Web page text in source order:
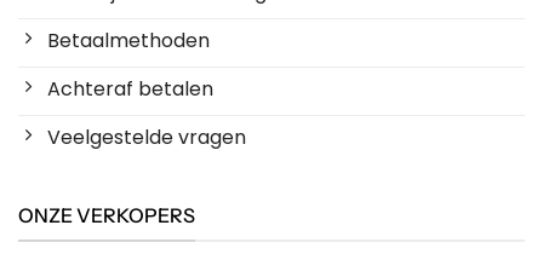
Betaalmethoden
Achteraf betalen
Veelgestelde vragen
ONZE VERKOPERS